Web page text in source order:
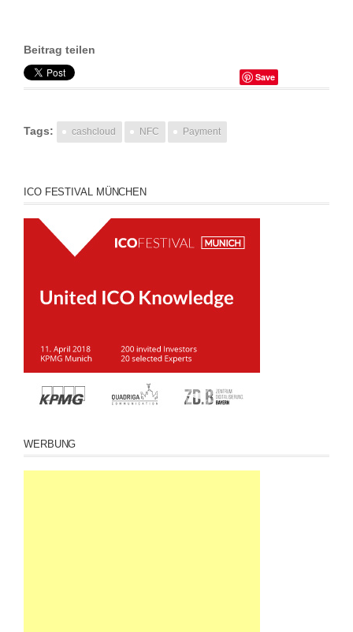
Beitrag teilen
Save
Tags: cashcloud NFC Payment
ICO FESTIVAL MÜNCHEN
WERBUNG